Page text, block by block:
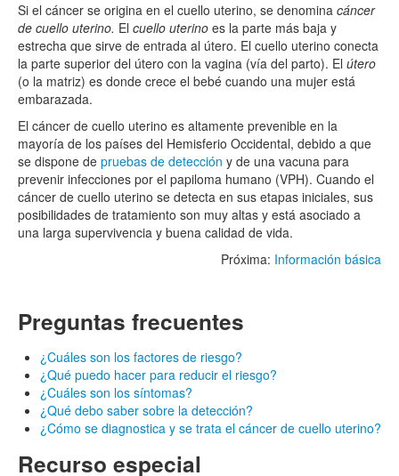
Si el cáncer se origina en el cuello uterino, se denomina cáncer
de cuello uterino. El cuello uterino es la parte más baja y
estrecha que sirve de entrada al útero. El cuello uterino conecta
la parte superior del útero con la vagina (vía del parto). El útero
(o la matriz) es donde crece el bebé cuando una mujer está
embarazada.
El cáncer de cuello uterino es altamente prevenible en la
mayoría de los países del Hemisferio Occidental, debido a que
se dispone de pruebas de detección y de una vacuna para
prevenir infecciones por el papiloma humano (VPH). Cuando el
cáncer de cuello uterino se detecta en sus etapas iniciales, sus
posibilidades de tratamiento son muy altas y está asociado a
una larga supervivencia y buena calidad de vida.
Próxima: Información básica
Preguntas frecuentes
¿Cuáles son los factores de riesgo?
¿Qué puedo hacer para reducir el riesgo?
¿Cuáles son los síntomas?
¿Qué debo saber sobre la detección?
¿Cómo se diagnostica y se trata el cáncer de cuello uterino?
Recurso especial